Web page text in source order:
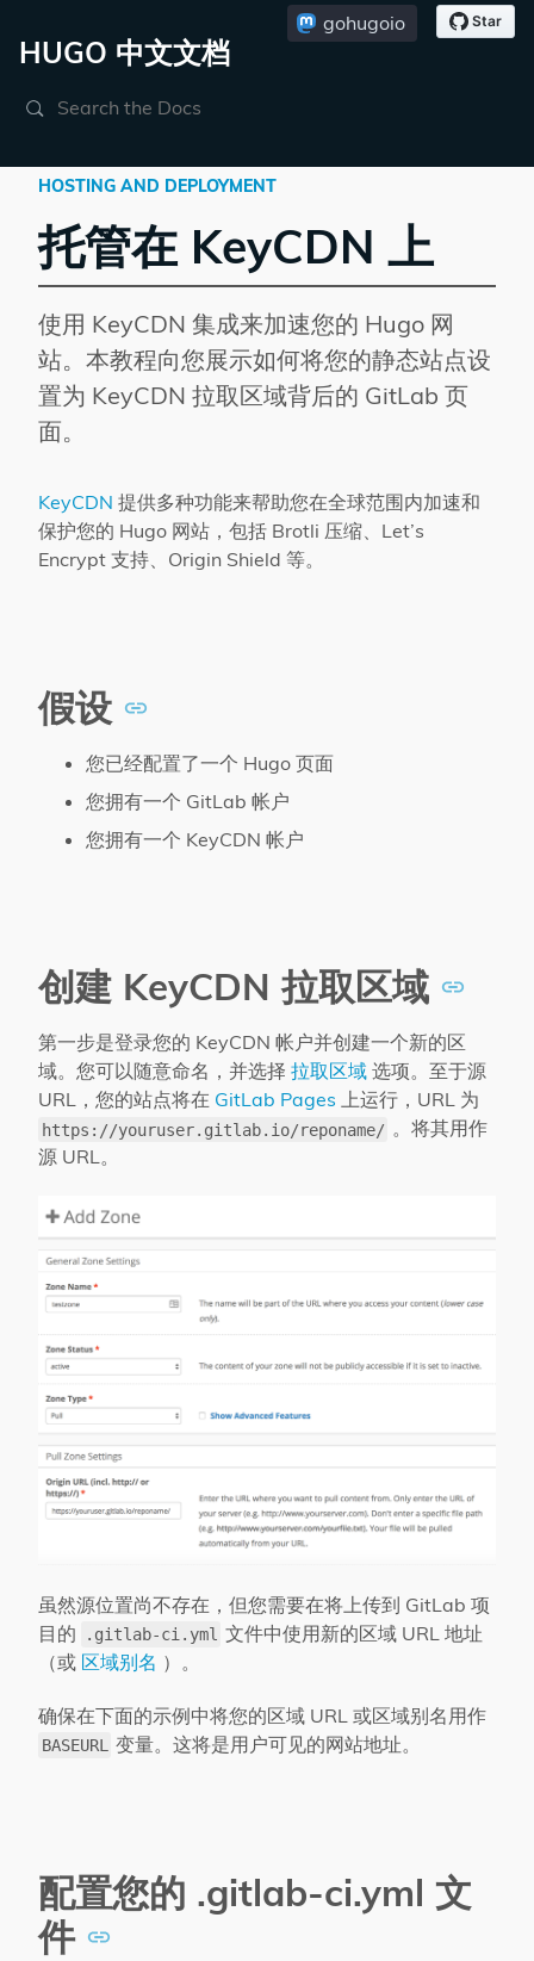
HUGO 中文文档
gohugoio
HOSTING AND DEPLOYMENT
托管在 KeyCDN 上
使用 KeyCDN 集成来加速您的 Hugo 网
站。本教程向您展示如何将您的静态站点设
置为 KeyCDN 拉取区域背后的 GitLab 页
面。
KeyCDN 提供多种功能来帮助您在全球范围内加速和
保护您的 Hugo 网站，包括 Brotli 压缩、Let’s
Encrypt 支持、Origin Shield 等。
假设
您已经配置了一个 Hugo 页面
您拥有一个 GitLab 帐户
您拥有一个 KeyCDN 帐户
创建 KeyCDN 拉取区域
第一步是登录您的 KeyCDN 帐户并创建一个新的区
域。您可以随意命名，并选择 拉取区域 选项。至于源
URL，您的站点将在 GitLab Pages 上运行，URL 为
https://youruser.gitlab.io/reponame/ 。将其用作
源 URL。
虽然源位置尚不存在，但您需要在将上传到 GitLab 项
目的
.gitlab-ci.yml 文件中使用新的区域 URL 地址
（或 区域别名 ）。
确保在下面的示例中将您的区域 URL 或区域别名用作
BASEURL 变量。这将是用户可见的网站地址。
配置您的 .gitlab-ci.yml 文
件